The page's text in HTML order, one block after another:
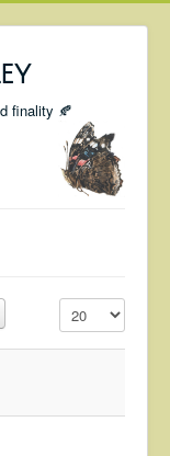
finality 🍂
Toon #